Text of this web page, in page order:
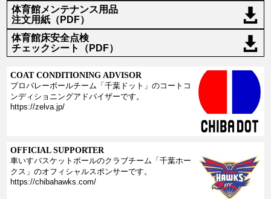
体育館メンテナンス用品
注文用紙（PDF）
体育館床安全点検
チェックシート（PDF）
COAT CONDITIONING ADVISOR
プロバレーボールチーム「千葉ドット」のコートコ
ンディショニングアドバイザーです。
https://zelva.jp/
OFFICIAL SUPPORTER
車いすバスケットボールのクラブチーム「千葉ホー
クス」のオフィシャルスポンサーです。
https://chibahawks.com/